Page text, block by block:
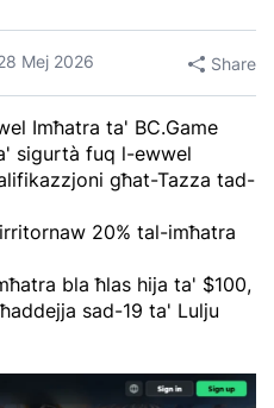
Mej 2026 Share
Imħatra ta' BC.Game
sigurtà fuq l-ewwel
għat-Tazza tad-
20% tal-imħatra
bla ħlas hija ta' $100,
sad-19 ta' Lulju